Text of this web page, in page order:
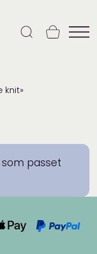
knit»
passet